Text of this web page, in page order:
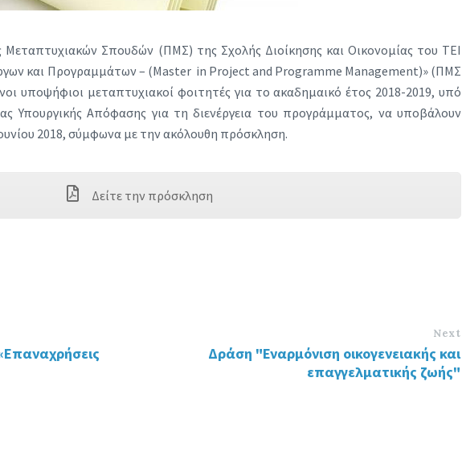
Σπουδών (ΠΜΣ) της Σχολής Διοίκησης και Οικονομίας του TEI
και Προγραμμάτων – (Μaster in Project and Programme Management)» (ΠΜΣ
υποψήφιοι μεταπτυχιακοί φοιτητές για το ακαδημαικό έτος 2018-2019, υπό
Υπουργικής Απόφασης για τη διενέργεια του προγράμματος, να υποβάλουν
2018, σύμφωνα με την ακόλουθη πρόσκληση.
Δείτε την πρόσκληση
Next
Δράση "Εναρμόνιση οικογενειακής και
επαγγελματικής ζωής"